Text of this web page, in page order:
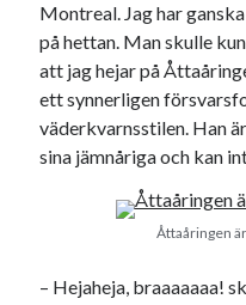
Montreal. Jag har
på hettan. Man skulle
att jag hejar på
ett synnerligen
väderkvarnsstilen. Han
sina jämnåriga och kan
Åttaåringen
– Hejaheja, braaaaaaa!